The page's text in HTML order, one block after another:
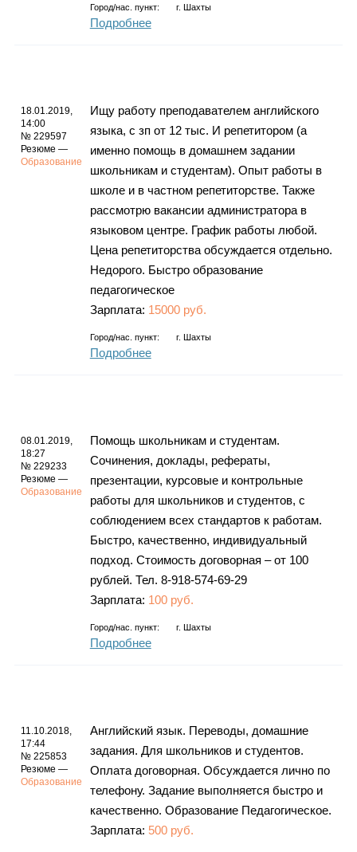
Город/нас. пункт: г. Шахты
Подробнее
18.01.2019,
14:00
№ 229597
Резюме —
Образование
Ищу работу преподавателем английского
языка, с зп от 12 тыс. И репетитором (а
именно помощь в домашнем задании
школьникам и студентам). Опыт работы в
школе и в частном репетиторстве. Также
рассмотрю вакансии администратора в
языковом центре. График работы любой.
Цена репетиторства обсуждается отдельно.
Недорого. Быстро образование
педагогическое
Зарплата: 15000 руб.
Город/нас. пункт: г. Шахты
Подробнее
08.01.2019,
18:27
№ 229233
Резюме —
Образование
Помощь школьникам и студентам.
Сочинения, доклады, рефераты,
презентации, курсовые и контрольные
работы для школьников и студентов, с
соблюдением всех стандартов к работам.
Быстро, качественно, индивидуальный
подход. Стоимость договорная – от 100
рублей. Тел. 8-918-574-69-29
Зарплата: 100 руб.
Город/нас. пункт: г. Шахты
Подробнее
11.10.2018,
17:44
№ 225853
Резюме —
Образование
Английский язык. Переводы, домашние
задания. Для школьников и студентов.
Оплата договорная. Обсуждается лично по
телефону. Задание выполняется быстро и
качественно. Образование Педагогическое.
Зарплата: 500 руб.